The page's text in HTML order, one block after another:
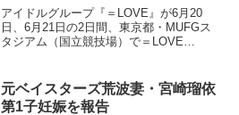
でのスタジアムライブ開催
アイドルグループ『＝LOVE』が6月20
日、6月21日の2日間、東京都・MUFGス
タジアム（国立競技場）で＝LOVE
ソンの創業50周年を記念したライブでサ
プライズ発表された。
元ベイスターズ荒波妻・宮崎瑠依
第1子妊娠を報告